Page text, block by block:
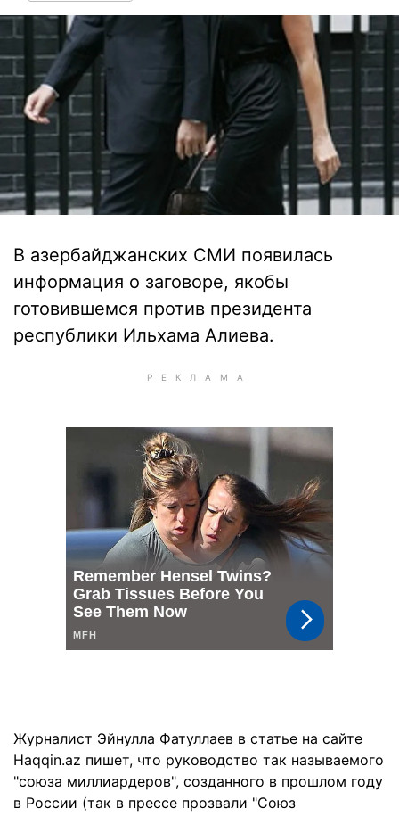
В азербайджанских СМИ появилась
информация о заговоре, якобы
готовившемся против президента
республики Ильхама Алиева.
Журналист Эйнулла Фатуллаев в статье на сайте
Haqqin.az пишет, что руководство так называемого
"союза миллиардеров", созданного в прошлом году
в России (так в прессе прозвали "Союз